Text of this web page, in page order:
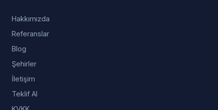
Hakkımızda
Referanslar
Blog
Şehirler
İletişim
Teklif Al